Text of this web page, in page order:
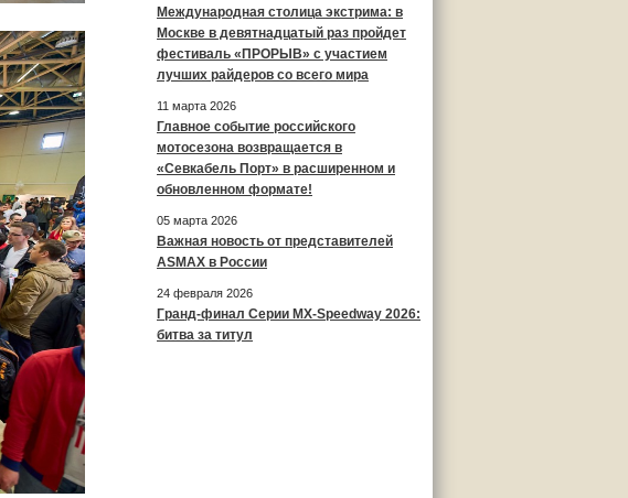
Международная столица экстрима: в
Москве в девятнадцатый раз пройдет
фестиваль «ПРОРЫВ» с участием
лучших райдеров со всего мира
11 марта 2026
Главное событие российского
мотосезона возвращается в
«Севкабель Порт» в расширенном и
обновленном формате!
05 марта 2026
Важная новость от представителей
ASMAX в России
24 февраля 2026
Гранд-финал Серии MX-Speedway 2026:
битва за титул